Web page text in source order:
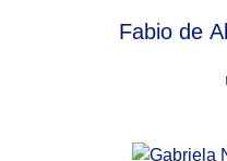
Fabio de